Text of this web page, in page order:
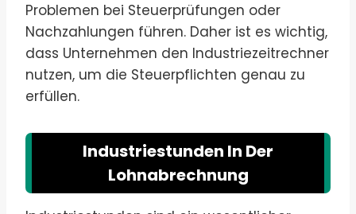
Problemen bei Steuerprüfungen oder
Nachzahlungen führen. Daher ist es wichtig,
dass Unternehmen den Industriezeitrechner
nutzen, um die Steuerpflichten genau zu
erfüllen.
Industriestunden In Der
Lohnabrechnung